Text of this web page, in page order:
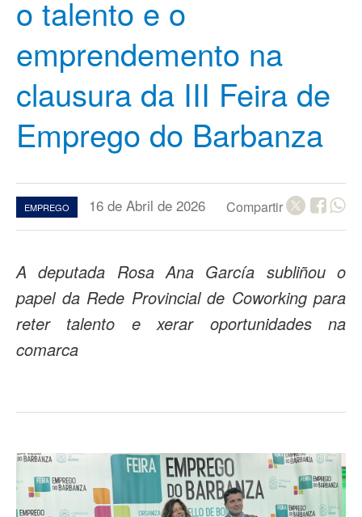
o talento e o
emprendemento na
clausura da III Feira de
Emprego do Barbanza
EMPREGO 16 de Abril de 2026 Compartir
A deputada Rosa Ana García subliñou o
papel da Rede Provincial de Coworking para
reter talento e xerar oportunidades na
comarca